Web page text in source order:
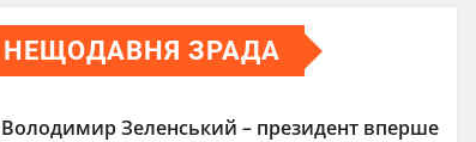
НЕЩОДАВНЯ ЗРАДА
Володимир Зеленський – президент вперше